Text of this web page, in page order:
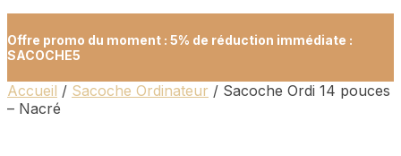
Offre promo du moment : 5% de réduction immédiate :
SACOCHE5
Accueil / Sacoche Ordinateur / Sacoche Ordi 14 pouces
– Nacré